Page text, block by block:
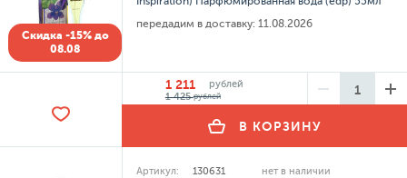
Скидка -15% до
08.08
передадим в доставку: 11.08.2026
1 211
рублей
1 425рублей
В КОРЗИНУ
Артикул: 130631 нет в наличии